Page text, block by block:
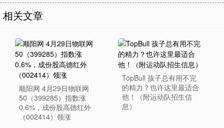
相关文章
顺阳网 4月29日物联网
50（399285）指数涨
0.6%，成份股高德红外
（002414）领涨
TopBull 孩子总有用不完
的精力？也许这里最适合
他！（附运动队招生信
息）